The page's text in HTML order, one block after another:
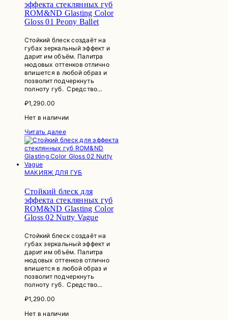
эффекта стеклянных губ
ROM&ND Glasting Color
Gloss 01 Peony Ballet
Стойкий блеск создаёт на
губах зеркальный эффект и
дарит им объём. Палитра
нюдовых оттенков отлично
впишется в любой образ и
позволит подчеркнуть
полноту губ. Средство…
₽1,290.00
Нет в наличии
Читать далее
МАКИЯЖ ДЛЯ ГУБ
Стойкий блеск для
эффекта стеклянных губ
ROM&ND Glasting Color
Gloss 02 Nutty Vague
Стойкий блеск создаёт на
губах зеркальный эффект и
дарит им объём. Палитра
нюдовых оттенков отлично
впишется в любой образ и
позволит подчеркнуть
полноту губ. Средство…
₽1,290.00
Нет в наличии